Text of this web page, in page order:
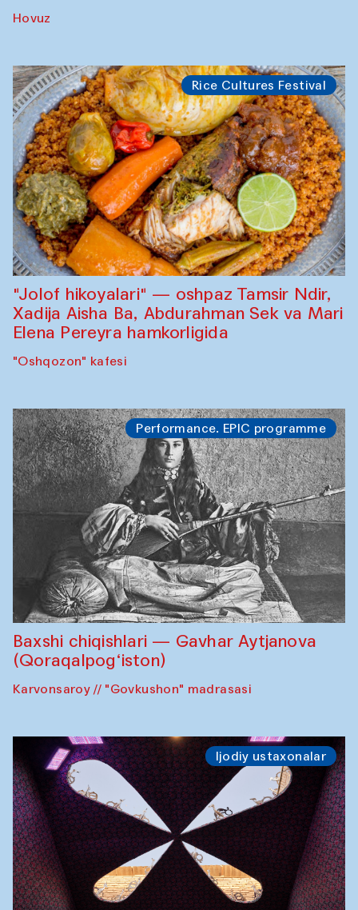
Hovuz
Rice Cultures Festival
"Jolof hikoyalari" — oshpaz Tamsir Ndir,
Xadija Aisha Ba, Abdurahman Sek va Mari
Elena Pereyra hamkorligida
"Oshqozon" kafesi
Performance. EPIC programme
Baxshi chiqishlari — Gavhar Aytjanova
(Qoraqalpog‘iston)
Karvonsaroy // "Govkushon" madrasasi
Ijodiy ustaxonalar